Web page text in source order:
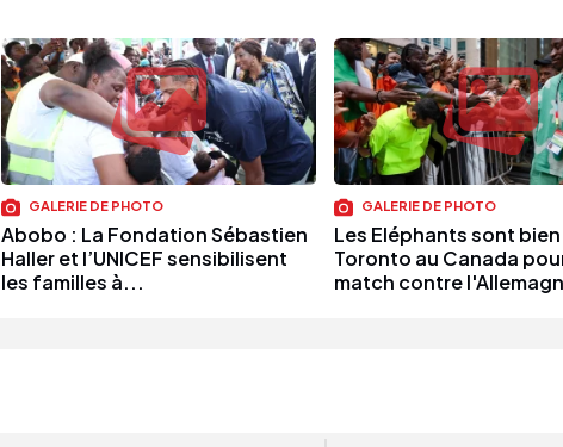
GALERIE DE PHOTO
Abobo : La Fondation Sébastien
Haller et l’UNICEF sensibilisent
les familles à...
GALERIE DE PHOTO
Les Eléphants sont
Toronto au Canada
match contre